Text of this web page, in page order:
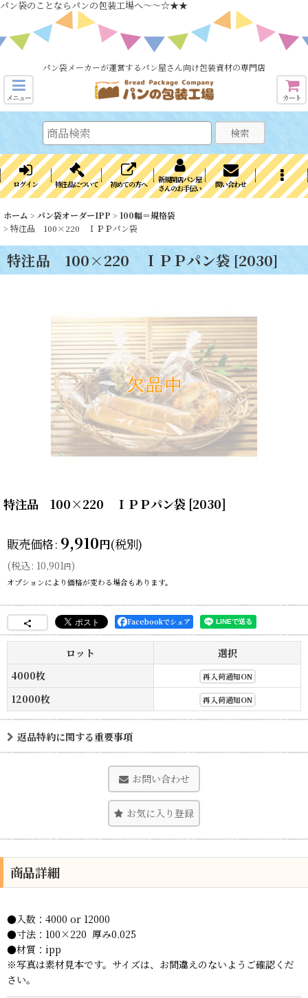
パン袋のことならパンの包装工場へ～～☆★★
パン袋メーカーが運営するパン屋さん向け包装資材の専門店
メニュー カート
検索
ログイン 特注品について 初めての方へ
新規開店パン屋
さんのお手伝い
問い合わせ
ホーム > パン袋オーダーIPP > 100幅＝規格袋
> 特注品 100×220 ＩＰＰパン袋
特注品 100×220 ＩＰＰパン袋 [2030]
特注品 100×220 ＩＰＰパン袋 [2030]
販売価格: 9,910円(税別)
(税込: 10,901円)
オプションにより価格が変わる場合もあります。
Facebookでシェア
ロット
選択
4000枚
再入荷通知ON
12000枚 再入荷通知ON
返品特約に関する重要事項
お問い合わせ
お気に入り登録
商品詳細
●入数：4000 or 12000
●寸法：100×220 厚み0.025
●材質：ipp
※写真は素材見本です。サイズは、お間違えのないようご確認くだ
さい。